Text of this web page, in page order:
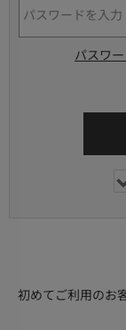
パスワ
初めてご利用のお